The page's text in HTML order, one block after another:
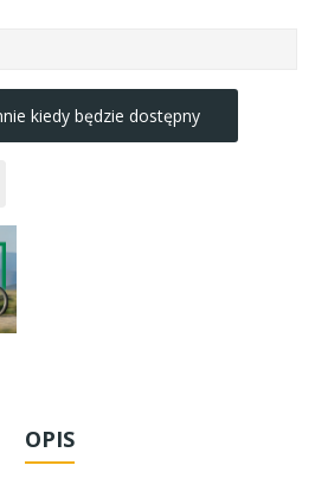
kiedy będzie dostępny
OPIS